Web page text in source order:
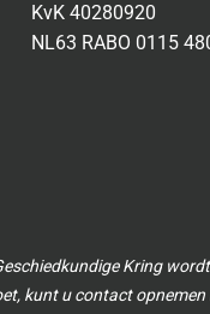
KvK 40280920
NL63 RABO 0115
Kring
kunt u contact opnemen